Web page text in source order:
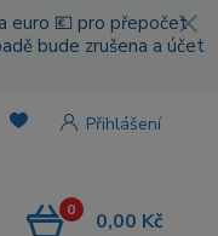
euro 💶 pro přepočet
bude zrušena a účet
Přihlášení
0 0,00 Kč